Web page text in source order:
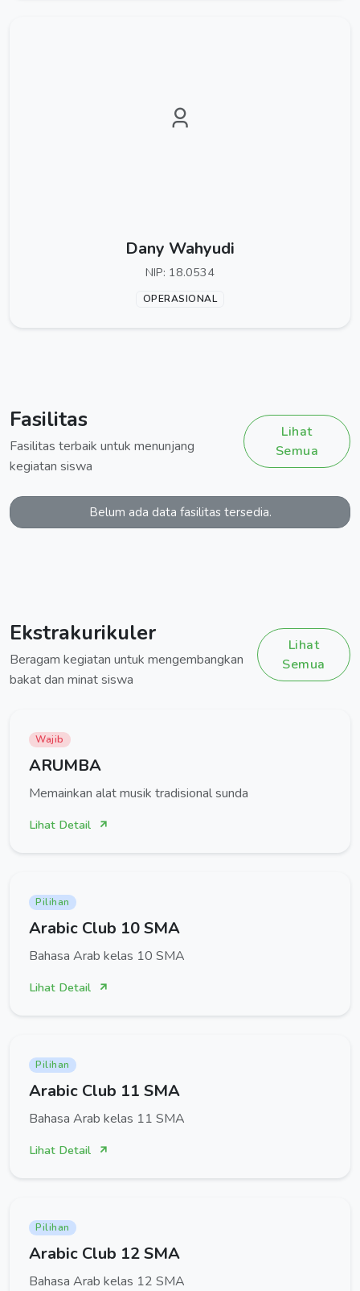
Dany Wahyudi
NIP: 18.0534
OPERASIONAL
Fasilitas
Fasilitas terbaik untuk menunjang
kegiatan siswa
Lihat
Semua
Belum ada data fasilitas tersedia.
Ekstrakurikuler
Beragam kegiatan untuk mengembangkan
bakat dan minat siswa
Lihat
Semua
Wajib
ARUMBA
Memainkan alat musik tradisional sunda
Lihat Detail
Pilihan
Arabic Club 10 SMA
Bahasa Arab kelas 10 SMA
Lihat Detail
Pilihan
Arabic Club 11 SMA
Bahasa Arab kelas 11 SMA
Lihat Detail
Pilihan
Arabic Club 12 SMA
Bahasa Arab kelas 12 SMA